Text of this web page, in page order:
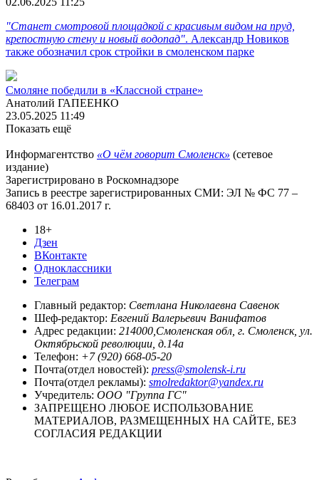
"Станет смотровой площадкой с красивым видом на пруд,
крепостную стену и новый водопад". Александр Новиков
также обозначил срок стройки в смоленском парке
Смоляне победили в «Классной стране»
Анатолий ГАПЕЕНКО
23.05.2025 11:49
Показать ещё
Информагентство «О чём говорит Смоленск» (сетевое
издание)
Зарегистрировано в Роскомнадзоре
Запись в реестре зарегистрированных СМИ: ЭЛ № ФС 77 –
68403 от 16.01.2017 г.
18+
Дзен
ВКонтакте
Одноклассники
Телеграм
Главный редактор: Светлана Николаевна Савенок
Шеф-редактор: Евгений Валерьевич Ванифатов
Адрес редакции: 214000,Смоленская обл, г. Смоленск, ул.
Октябрьской революции, д.14а
Телефон: +7 (920) 668-05-20
Почта(отдел новостей): press@smolensk-i.ru
Почта(отдел рекламы): smolredaktor@yandex.ru
Учредитель: ООО "Группа ГС"
ЗАПРЕЩЕНО ЛЮБОЕ ИСПОЛЬЗОВАНИЕ
МАТЕРИАЛОВ, РАЗМЕЩЕННЫХ НА САЙТЕ, БЕЗ
СОГЛАСИЯ РЕДАКЦИИ